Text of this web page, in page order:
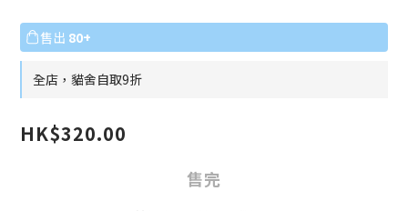
售出 80+
全店，貓舍自取9折
HK$320.00
售完